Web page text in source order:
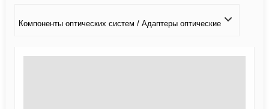
Компоненты оптических систем / Адаптеры оптические